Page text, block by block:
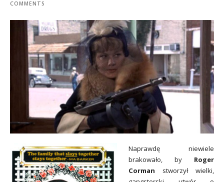
COMMENTS
Naprawdę niewiele
brakowało, by Roger
Corman stworzył wielki,